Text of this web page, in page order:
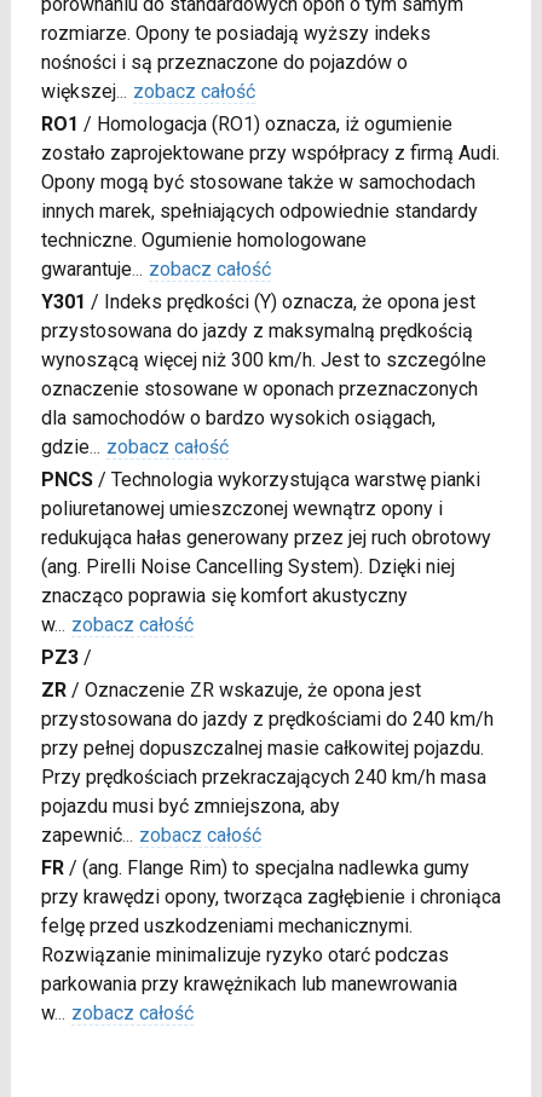
rozmiarze. Opony te posiadają wyższy indeks
nośności i są przeznaczone do pojazdów o
większej... zobacz całość
RO1 / Homologacja (RO1) oznacza, iż ogumienie
zostało zaprojektowane przy współpracy z firmą Audi.
Opony mogą być stosowane także w samochodach
innych marek, spełniających odpowiednie standardy
techniczne. Ogumienie homologowane
gwarantuje... zobacz całość
Y301 / Indeks prędkości (Y) oznacza, że opona jest
przystosowana do jazdy z maksymalną prędkością
wynoszącą więcej niż 300 km/h. Jest to szczególne
oznaczenie stosowane w oponach przeznaczonych
dla samochodów o bardzo wysokich osiągach,
gdzie... zobacz całość
PNCS/ Technologia wykorzystująca warstwę pianki
poliuretanowej umieszczonej wewnątrz opony i
redukująca hałas generowany przez jej ruch obrotowy
(ang. Pirelli Noise Cancelling System). Dzięki niej
znacząco poprawia się komfort akustyczny
w... zobacz całość
PZ3/
ZR/ Oznaczenie ZR wskazuje, że opona jest
przystosowana do jazdy z prędkościami do 240 km/h
przy pełnej dopuszczalnej masie całkowitej pojazdu.
Przy prędkościach przekraczających 240 km/h masa
pojazdu musi być zmniejszona, aby
zapewnić... zobacz całość
FR/ (ang. Flange Rim) to specjalna nadlewka gumy
przy krawędzi opony, tworząca zagłębienie i chroniąca
felgę przed uszkodzeniami mechanicznymi.
Rozwiązanie minimalizuje ryzyko otarć podczas
parkowania przy krawężnikach lub manewrowania
w... zobacz całość